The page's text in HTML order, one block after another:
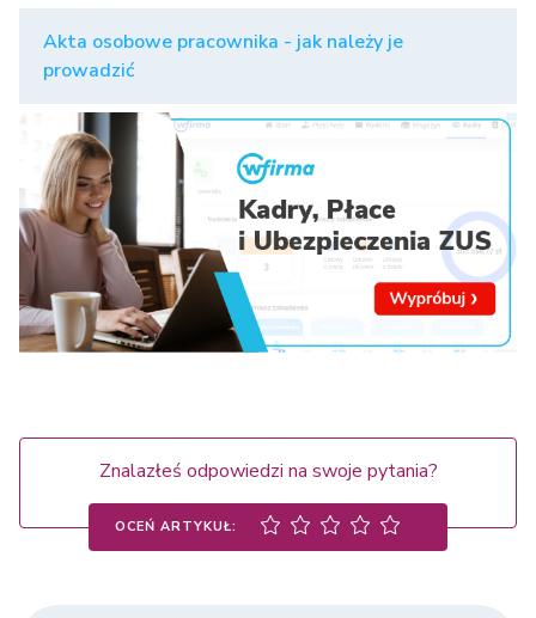
Akta osobowe pracownika - jak należy je
prowadzić
Znalazłeś odpowiedzi na swoje pytania?
OCEŃ ARTYKUŁ: